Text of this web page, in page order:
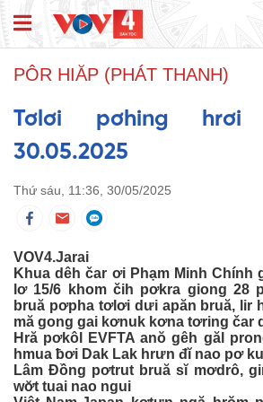
PÔR HIĂP (PHÁT THANH)
Tơlơi pơhing
30.05.2025
Thứ sáu, 11:36, 30/05/2025
VOV4.Jarai
Khua dêh čar ơi Phạm Minh Chính
lơ 15/6 khom čih pơkra giong 28
bruă pơpha tơlơi dưi apăn bruă, lir
mă gong gai kơnuk kơna tơring čar
Hră pơkôl EVFTA anŏ gêh găl
hmua ƀơi Dak Lak hrưn đĭ nao pơ
Lâm Đồng pơtrut bruă sĭ mơdrô,
wơ̆t tuai nao ngui